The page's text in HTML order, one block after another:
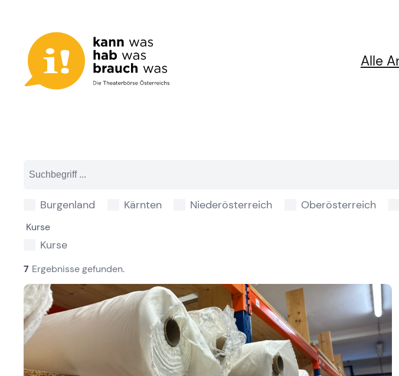
springen
Alle
Burgenland Kärnten Niederösterreich Oberösterreich
Kurse
Kurse
7 Ergebnisse gefunden.